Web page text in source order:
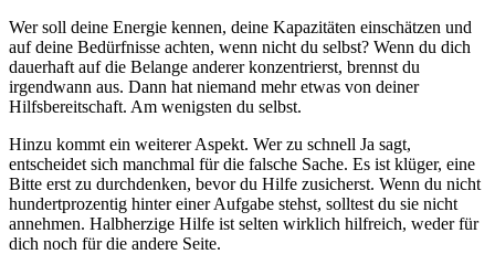
Wer soll deine Energie kennen, deine Kapazitäten einschätzen und
auf deine Bedürfnisse achten, wenn nicht du selbst? Wenn du dich
dauerhaft auf die Belange anderer konzentrierst, brennst du
irgendwann aus. Dann hat niemand mehr etwas von deiner
Hilfsbereitschaft. Am wenigsten du selbst.
Hinzu kommt ein weiterer Aspekt. Wer zu schnell Ja sagt,
entscheidet sich manchmal für die falsche Sache. Es ist klüger, eine
Bitte erst zu durchdenken, bevor du Hilfe zusicherst. Wenn du nicht
hundertprozentig hinter einer Aufgabe stehst, solltest du sie nicht
annehmen. Halbherzige Hilfe ist selten wirklich hilfreich, weder für
dich noch für die andere Seite.